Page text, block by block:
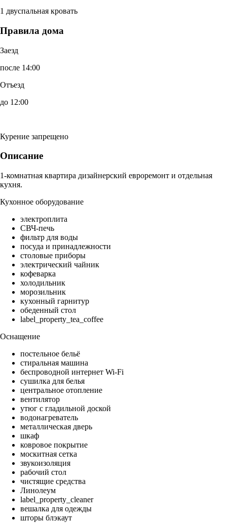
1 двуспальная кровать
Правила дома
Заезд
после 14:00
Отъезд
до 12:00
Курение запрещено
Описание
1-комнатная квартира дизайнерский евроремонт и отдельная
кухня.
Кухонное оборудование
электроплита
СВЧ-печь
фильтр для воды
посуда и принадлежности
столовые приборы
электрический чайник
кофеварка
холодильник
морозильник
кухонный гарнитур
обеденный стол
label_property_tea_coffee
Оснащение
постельное бельё
стиральная машина
беспроводной интернет Wi-Fi
сушилка для белья
центральное отопление
вентилятор
утюг с гладильной доской
водонагреватель
металлическая дверь
шкаф
ковровое покрытие
москитная сетка
звукоизоляция
рабочий стол
чистящие средства
Линолеум
label_property_cleaner
вешалка для одежды
шторы блэкаут